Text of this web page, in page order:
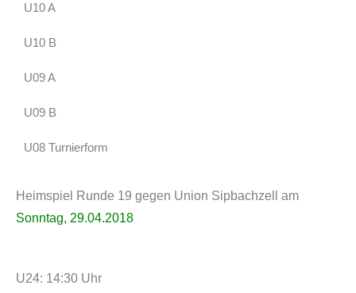
Heimspiel Runde 19 gegen Union Sipbachzell am
Sonntag, 29.04.2018
U24: 14:30 Uhr
U10 A
U10 B
U09 A
U09 B
U08 Turnierform